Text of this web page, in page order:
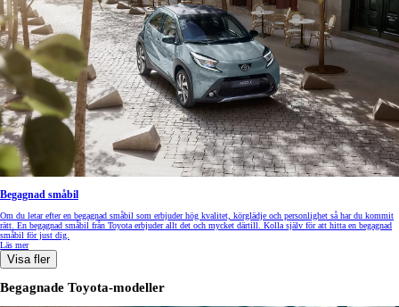
Begagnad småbil
Om du letar efter en begagnad småbil som erbjuder hög kvalitet, körglädje och personlighet så har du kommit
rätt. En begagnad småbil från Toyota erbjuder allt det och mycket därtill. Kolla själv för att hitta en begagnad
småbil för just dig.
Läs mer
Visa fler
Begagnade Toyota-modeller